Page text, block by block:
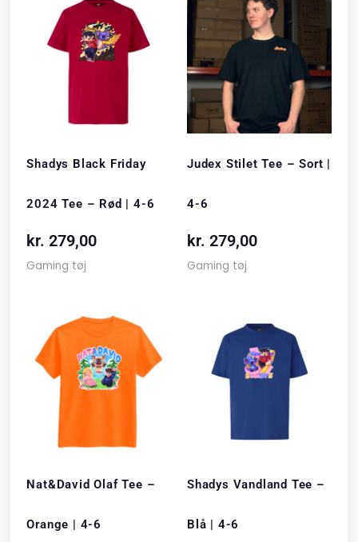
Shadys Black Friday
2024 Tee – Rød | 4-6
kr. 279,00
Gaming tøj
Judex Stilet Tee – Sort |
4-6
kr. 279,00
Gaming tøj
Nat&David Olaf Tee –
Orange | 4-6
Shadys Vandland Tee –
Blå | 4-6